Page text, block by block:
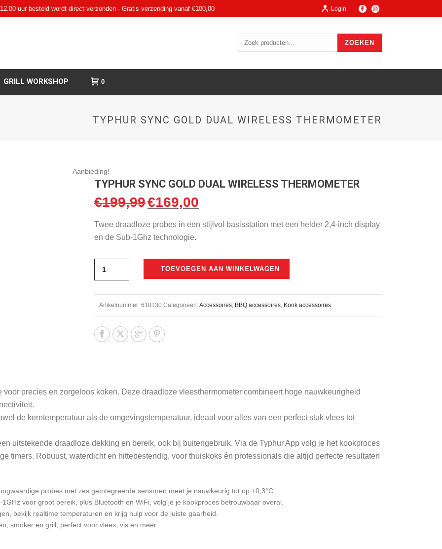
uur besteld wordt direct verzonden - Gratis verzending vanaf €100,00 Login
ZOEKEN
GRILL WORKSHOP 0
TYPHUR SYNC GOLD DUAL WIRELESS THERMOMETER
Aanbieding!
TYPHUR SYNC GOLD DUAL WIRELESS THERMOMETER
€199,99 Oorspronkelijke
was:
€199,99.
€169,00
is:
Twee draadloze probes in een stijlvol basisstation met een helder 2,4‑inch display
en de Sub-1Ghz technologie.
TOEVOEGEN AAN WINKELWAGEN
Artikelnummer: 610130 Categorieën:Accessoires, BBQ accessoires, Kook accessoires
precies en zorgeloos koken. Deze draadloze vleesthermometer combineert hoge nauwkeurigheid
de kerntemperatuur als de omgevingstemperatuur, ideaal voor alles van een perfect stuk vlees tot
uitstekende draadloze dekking en bereik, ook bij buitengebruik. Via de Typhur App volg je het kookproces
timers. Robuust, waterdicht en hittebestendig, voor thuiskoks én professionals die altijd perfecte resultaten
probes met zes geïntegreerde sensoren meet je nauwkeurig tot op ±0,3°C.
1GHz voor groot bereik, plus Bluetooth en WiFi, volg je je kookproces betrouwbaar overal.
bekijk realtime temperaturen en krijg hulp voor de juiste gaarheid.
smoker en grill, perfect voor vlees, vis en meer.